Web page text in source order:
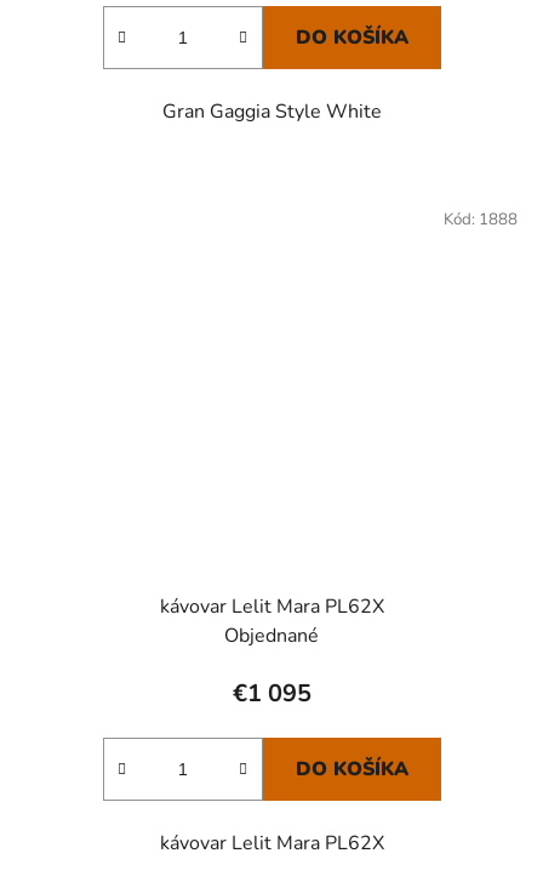
DO KOŠÍKA
Gran Gaggia Style White
kávovar Lelit Mara PL62X
Objednané
€1 095
DO KOŠÍKA
kávovar Lelit Mara PL62X
Kód: 1888